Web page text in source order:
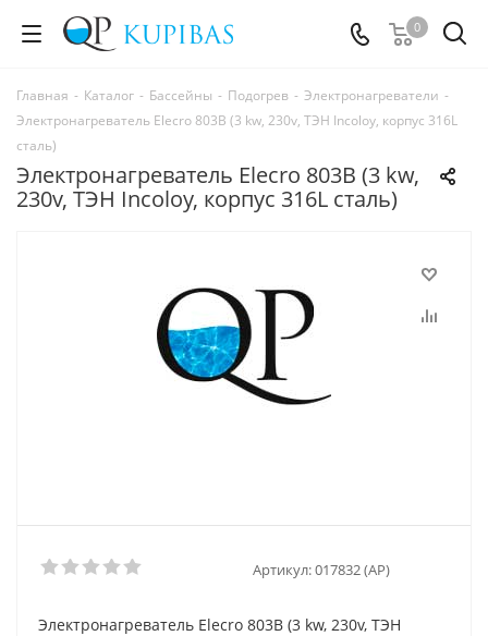
0
Главная - Каталог - Бассейны - Подогрев - Электронагреватели -
Электронагреватель Elecro 803B (3 kw, 230v, ТЭН Incoloy, корпус 316L
сталь)
Электронагреватель Elecro 803B (3 kw,
230v, ТЭН Incoloy, корпус 316L сталь)
Артикул:017832 (AP)
Электронагреватель Elecro 803B (3 kw, 230v, ТЭН